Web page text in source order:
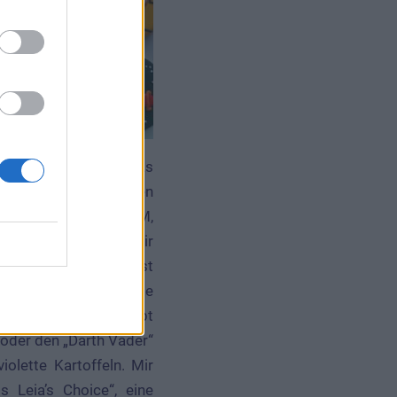
Um in das
fahren; dort begrüßen
und ein netter CM,
Glasfront, was mir
bietet. So speist
ich schmunzeln: Die
Filme benannt. Da gibt
den „Darth Vader“
Kartoffeln. Mir
Choice“, eine